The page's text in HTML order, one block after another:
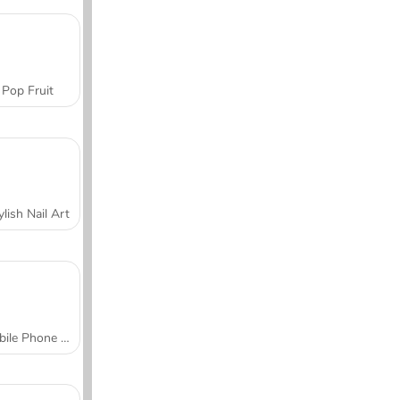
Pop Fruit
Nail Art
Mobile Phone Case Design & DIY